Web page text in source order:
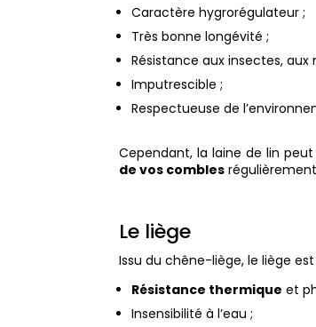
Caractère hygrorégulateur ;
Très bonne longévité ;
Résistance aux insectes, aux
Imputrescible ;
Respectueuse de
Cependant, la laine de lin
de vos combles
Le liège
Issu du chêne-liège, le liège
Résistance thermique et
Insensibilité à l’eau ;